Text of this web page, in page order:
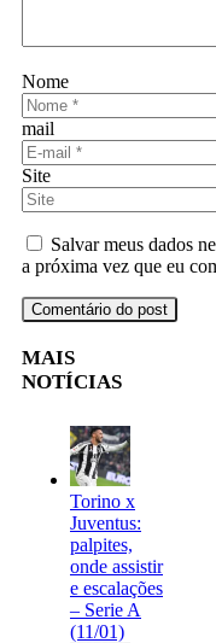
Nome
mail
Site
Salvar meus dados
a próxima vez que eu
MAIS
NOTÍCIAS
Torino x
Juventus:
palpites,
onde assistir
e escalações
– Serie A
(11/01)